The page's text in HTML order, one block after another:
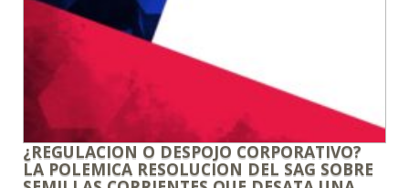
¿REGULACION O DESPOJO CORPORATIVO?
LA POLEMICA RESOLUCION DEL SAG SOBRE